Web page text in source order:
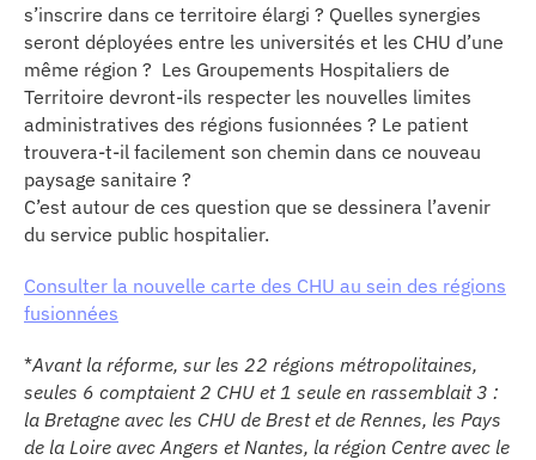
s’inscrire dans ce territoire élargi ? Quelles synergies
seront déployées entre les universités et les CHU d’une
même région ? Les Groupements Hospitaliers de
Territoire devront-ils respecter les nouvelles limites
administratives des régions fusionnées ? Le patient
trouvera-t-il facilement son chemin dans ce nouveau
paysage sanitaire ?
C’est autour de ces question que se dessinera l’avenir
du service public hospitalier.
Consulter la nouvelle carte des CHU au sein des régions
fusionnées
*Avant la réforme, sur les 22 régions métropolitaines,
seules 6 comptaient 2 CHU et 1 seule en rassemblait 3 :
la Bretagne avec les CHU de Brest et de Rennes, les Pays
de la Loire avec Angers et Nantes, la région Centre avec le